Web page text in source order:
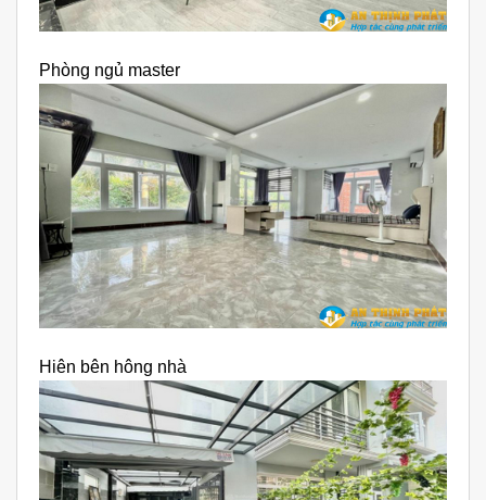
Phòng ngủ master
Hiên bên hông nhà